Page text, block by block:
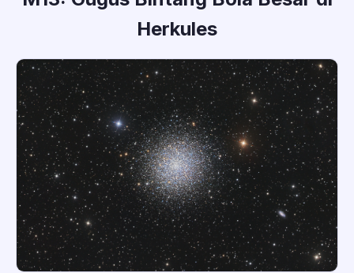
Herkules